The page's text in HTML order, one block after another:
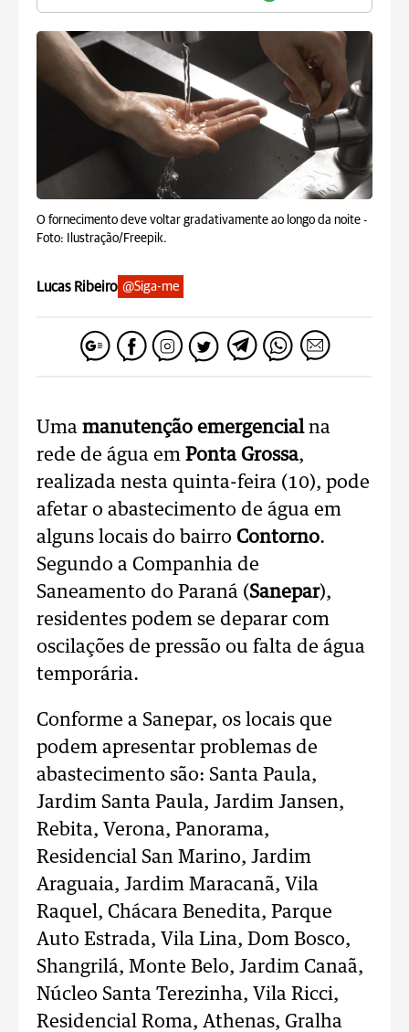
O fornecimento deve voltar gradativamente ao longo da noite -
Foto: Ilustração/Freepik.
Lucas Ribeiro @Siga-me
Uma manutenção emergencial na
rede de água em Ponta Grossa,
realizada nesta quinta-feira (10), pode
afetar o abastecimento de água em
alguns locais do bairro Contorno.
Segundo a Companhia de
Saneamento do Paraná (Sanepar),
residentes podem se deparar com
oscilações de pressão ou falta de água
temporária.
Conforme a Sanepar, os locais que
podem apresentar problemas de
abastecimento são: Santa Paula,
Jardim Santa Paula, Jardim Jansen,
Rebita, Verona, Panorama,
Residencial San Marino, Jardim
Araguaia, Jardim Maracanã, Vila
Raquel, Chácara Benedita, Parque
Auto Estrada, Vila Lina, Dom Bosco,
Shangrilá, Monte Belo, Jardim Canaã,
Núcleo Santa Terezinha, Vila Ricci,
Residencial Roma, Athenas, Gralha